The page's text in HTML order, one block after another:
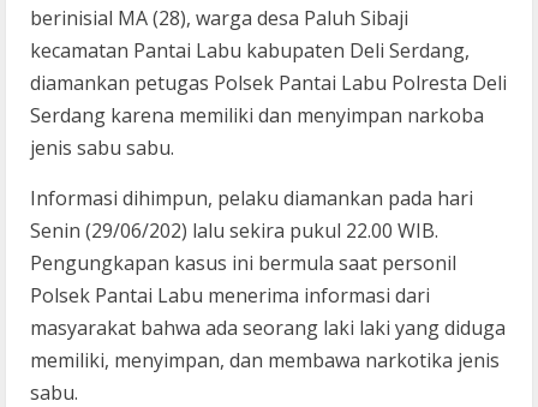
berinisial MA (28), warga desa Paluh Sibaji
kecamatan Pantai Labu kabupaten Deli Serdang,
diamankan petugas Polsek Pantai Labu Polresta Deli
Serdang karena memiliki dan menyimpan narkoba
jenis sabu sabu.
Informasi dihimpun, pelaku diamankan pada hari
Senin (29/06/202) lalu sekira pukul 22.00 WIB.
Pengungkapan kasus ini bermula saat personil
Polsek Pantai Labu menerima informasi dari
masyarakat bahwa ada seorang laki laki yang diduga
memiliki, menyimpan, dan membawa narkotika jenis
sabu.